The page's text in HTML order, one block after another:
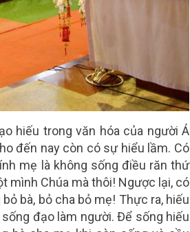
hiếu trong văn hóa của người Á
đến nay còn có sự hiểu lầm. Có
mẹ là không sống điều răn thứ
mình Chúa mà thôi! Ngược lại, có
bà, bỏ cha bỏ mẹ! Thực ra, hiếu
đạo làm người. Để sống hiếu